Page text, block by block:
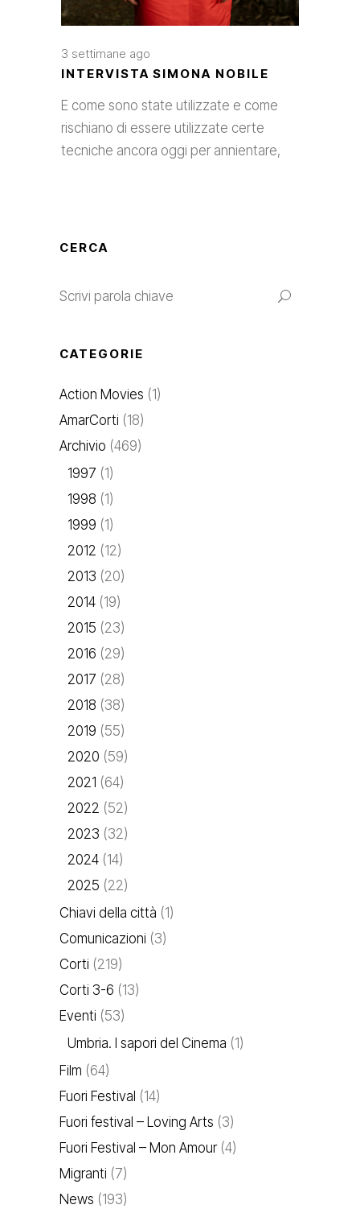
3 settimane ago
INTERVISTA SIMONA NOBILE
E come sono state utilizzate e come
rischiano di essere utilizzate certe
tecniche ancora oggi per annientare,
CERCA
CATEGORIE
Action Movies (1)
AmarCorti (18)
Archivio (469)
1997 (1)
1998 (1)
1999 (1)
2012 (12)
2013 (20)
2014 (19)
2015 (23)
2016 (29)
2017 (28)
2018 (38)
2019 (55)
2020 (59)
2021 (64)
2022 (52)
2023 (32)
2024 (14)
2025 (22)
Chiavi della città (1)
Comunicazioni (3)
Corti (219)
Corti 3-6 (13)
Eventi (53)
Umbria. I sapori del Cinema (1)
Film (64)
Fuori Festival (14)
Fuori festival – Loving Arts (3)
Fuori Festival – Mon Amour(4)
Migranti (7)
News (193)